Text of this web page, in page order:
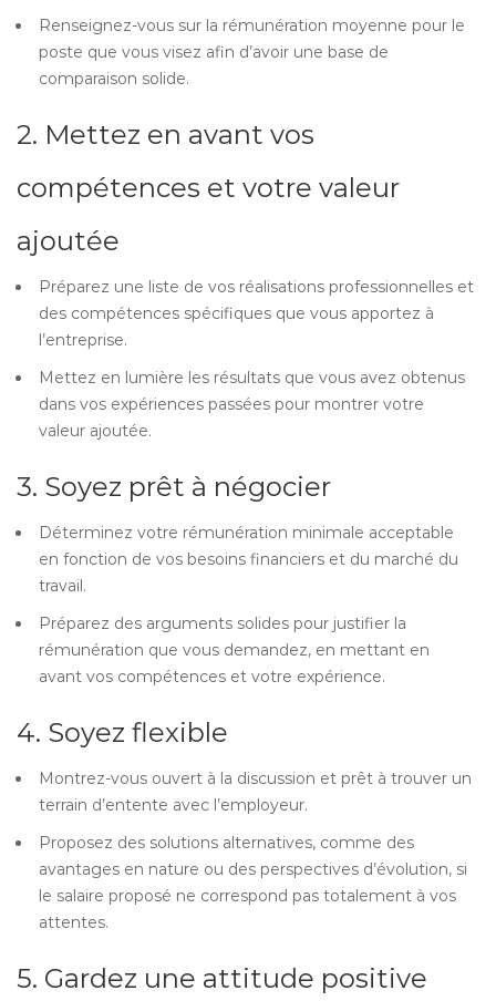
Renseignez-vous sur la rémunération moyenne pour le
poste que vous visez afin d’avoir une base de
comparaison solide.
2. Mettez en avant vos
compétences et votre valeur
ajoutée
Préparez une liste de vos réalisations professionnelles et
des compétences spécifiques que vous apportez à
l’entreprise.
Mettez en lumière les résultats que vous avez obtenus
dans vos expériences passées pour montrer votre
valeur ajoutée.
3. Soyez prêt à négocier
Déterminez votre rémunération minimale acceptable
en fonction de vos besoins financiers et du marché du
travail.
Préparez des arguments solides pour justifier la
rémunération que vous demandez, en mettant en
avant vos compétences et votre expérience.
4. Soyez flexible
Montrez-vous ouvert à la discussion et prêt à trouver un
terrain d’entente avec l’employeur.
Proposez des solutions alternatives, comme des
avantages en nature ou des perspectives d’évolution, si
le salaire proposé ne correspond pas totalement à vos
attentes.
5. Gardez une attitude positive